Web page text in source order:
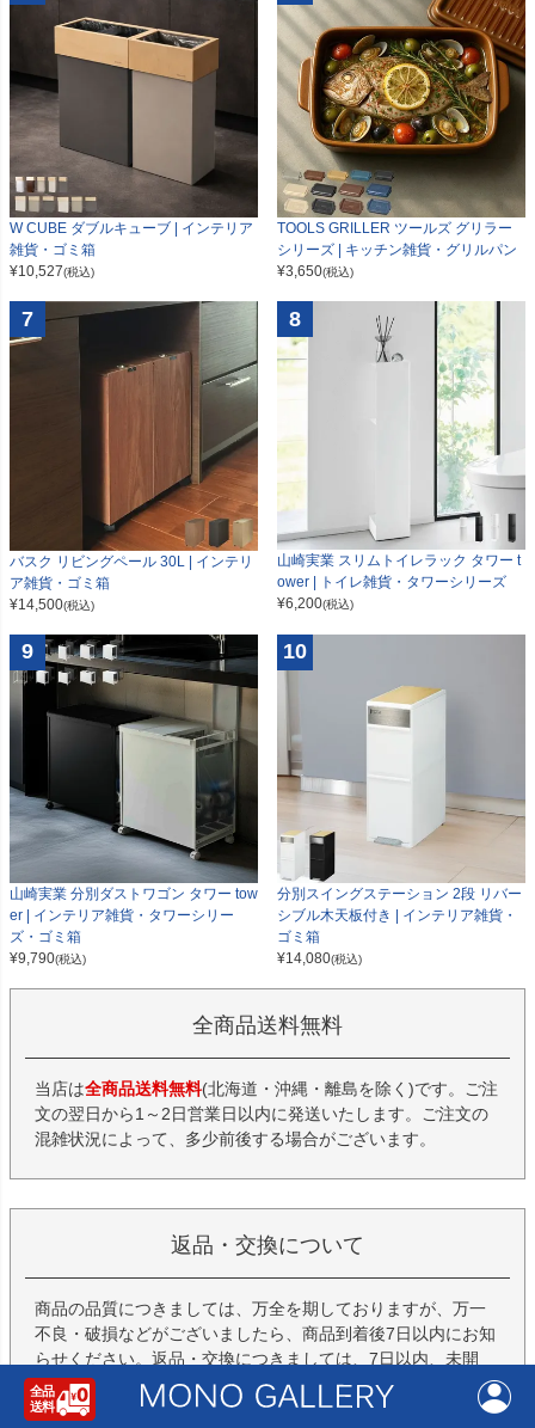
W CUBE ダブルキューブ | インテリア
雑貨・ゴミ箱
¥10,527(税込)
TOOLS GRILLER ツールズ グリラー
シリーズ | キッチン雑貨・グリルパン
¥3,650(税込)
7
バスク リビングペール 30L | インテリ
ア雑貨・ゴミ箱
¥14,500(税込)
8
山崎実業 スリムトイレラック タワー t
ower | トイレ雑貨・タワーシリーズ
¥6,200(税込)
9
山崎実業 分別ダストワゴン タワー tow
er | インテリア雑貨・タワーシリー
ズ・ゴミ箱
¥9,790(税込)
10
分別スイングステーション 2段 リバー
シブル木天板付き | インテリア雑貨・
ゴミ箱
¥14,080(税込)
全商品送料無料
当店は全商品送料無料(北海道・沖縄・離島を除く)です。ご注
文の翌日から1～2日営業日以内に発送いたします。ご注文の
混雑状況によって、多少前後する場合がございます。
返品・交換について
商品の品質につきましては、万全を期しておりますが、万一
不良・破損などがございましたら、商品到着後7日以内にお知
らせください。返品・交換につきましては、7日以内、未開
封・未使用に限り可能です。